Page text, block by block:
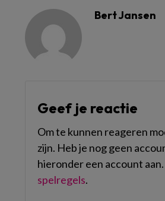
Bert Jansen
Geef je reactie
Om te kunnen reageren
zijn. Heb je nog geen
hieronder een account aan.
spelregels.